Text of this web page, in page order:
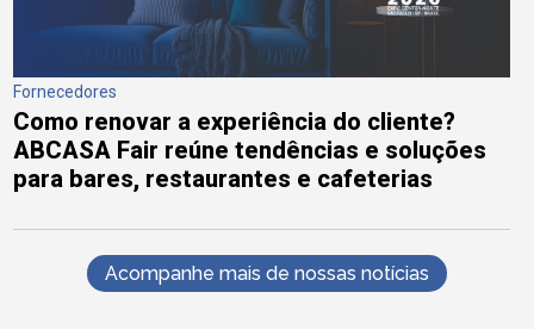
Fornecedores
Como renovar a experiência do cliente?
ABCASA Fair reúne tendências e soluções
para bares, restaurantes e cafeterias
Acompanhe mais de nossas notícias